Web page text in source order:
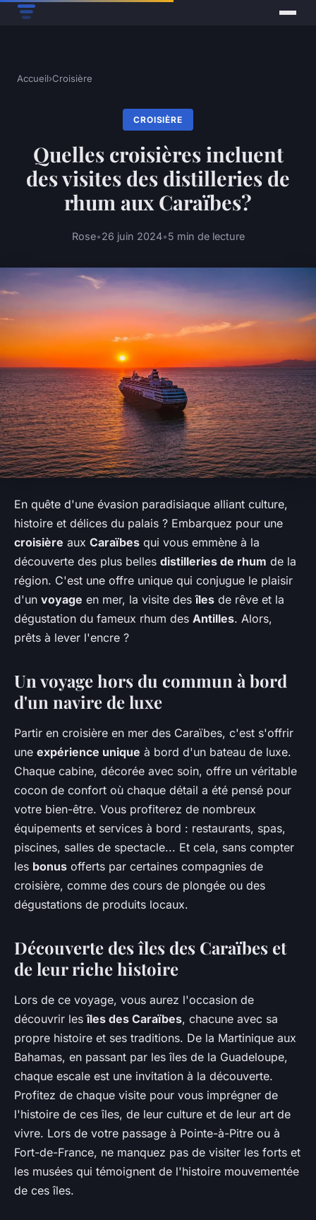
Accueil›Croisière
CROISIÈRE
Quelles croisières incluent
des visites des distilleries de
rhum aux Caraïbes?
Rose•26 juin 2024•5 min de lecture
En quête d'une évasion paradisiaque alliant culture,
histoire et délices du palais ? Embarquez pour une
croisière aux Caraïbes qui vous emmène à la
découverte des plus belles distilleries de rhum de la
région. C'est une offre unique qui conjugue le plaisir
d'un voyage en mer, la visite desîles de rêve et la
dégustation du fameux rhum des Antilles. Alors,
prêts à lever l'encre ?
Un voyage hors du commun à bord
d'un navire de luxe
Partir en croisière en mer des Caraïbes, c'est s'offrir
une expérience unique à bord d'un bateau de luxe.
Chaque cabine, décorée avec soin, offre un véritable
cocon de confort où chaque détail a été pensé pour
votre bien-être. Vous profiterez de nombreux
équipements et services à bord : restaurants, spas,
piscines, salles de spectacle... Et cela, sans compter
les bonus offerts par certaines compagnies de
croisière, comme des cours de plongée ou des
dégustations de produits locaux.
Découverte des îles des Caraïbes et
de leur riche histoire
Lors de ce voyage, vous aurez l'occasion de
découvrir lesîles des Caraïbes, chacune avec sa
propre histoire et ses traditions. De la Martinique aux
Bahamas, en passant par les îles de la Guadeloupe,
chaque escale est une invitation à la découverte.
Profitez de chaque visite pour vous imprégner de
l'histoire de ces îles, de leur culture et de leur art de
vivre. Lors de votre passage à Pointe-à-Pitre ou à
Fort-de-France, ne manquez pas de visiter les forts et
les musées qui témoignent de l'histoire mouvementée
de ces îles.